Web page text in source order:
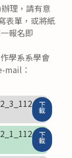
理，請有意
表單，或將紙
報名即
學系系學會
mail：
下
載
下
載